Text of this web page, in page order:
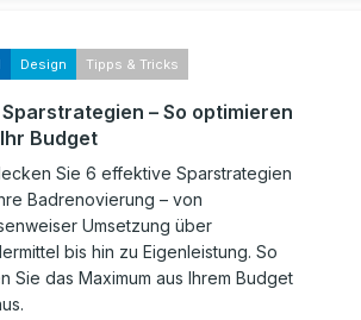
Design Tipps & Tricks
Sparstrategien – So optimieren
Budget
Sie 6 effektive Sparstrategien
Badrenovierung – von
Umsetzung über
bis hin zu Eigenleistung. So
Sie das Maximum aus Ihrem Budget